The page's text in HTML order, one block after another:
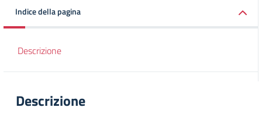
Indice della pagina
Descrizione
Descrizione